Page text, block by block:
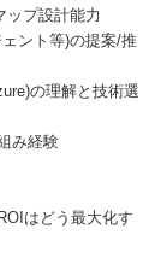
ップ設計能力
ント等)の提案/推
の理解と技術選
み経験
はどう最大化す